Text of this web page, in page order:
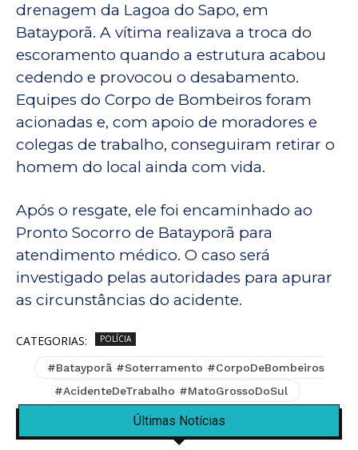
drenagem da Lagoa do Sapo, em
Batayporã. A vítima realizava a troca do
escoramento quando a estrutura acabou
cedendo e provocou o desabamento.
Equipes do Corpo de Bombeiros foram
acionadas e, com apoio de moradores e
colegas de trabalho, conseguiram retirar o
homem do local ainda com vida.
Após o resgate, ele foi encaminhado ao
Pronto Socorro de Batayporã para
atendimento médico. O caso será
investigado pelas autoridades para apurar
as circunstâncias do acidente.
CATEGORIAS: POLÍCIA
#Batayporã #Soterramento #CorpoDeBombeiros
#AcidenteDeTrabalho #MatoGrossoDoSul
Últimas Notícias